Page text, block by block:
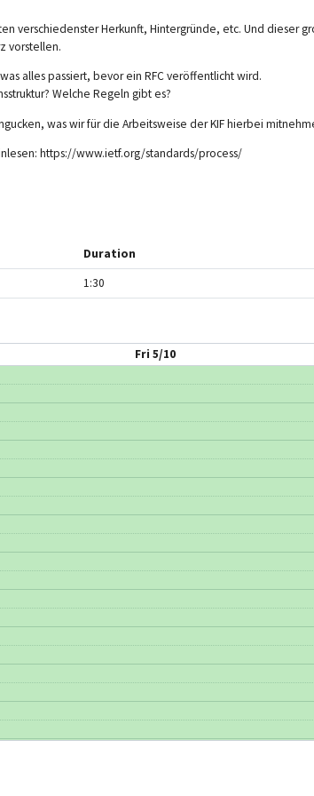
verschiedenster Herkunft, Hintergründe, etc. Und dieser
vorstellen.
alles passiert, bevor ein RFC veröffentlicht wird.
Welche Regeln gibt es?
was wir für die Arbeitsweise der KIF hierbei
https://www.ietf.org/standards/process/
Duration
1:30
Fri 5/10